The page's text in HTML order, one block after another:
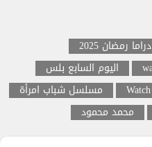
دراما رمضان 2025
اليوم السابع بلس
مسلسل شباب امرأة
محمد محمود